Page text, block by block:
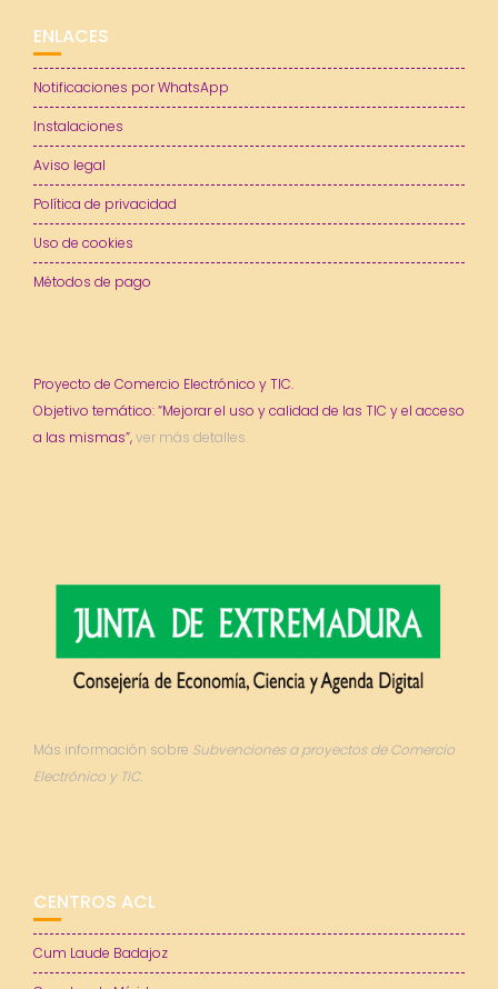
ENLACES
Notificaciones por WhatsApp
Instalaciones
Aviso legal
Política de privacidad
Uso de cookies
Métodos de pago
Proyecto de Comercio Electrónico y TIC.
Objetivo temático: “Mejorar el uso y calidad de las TIC y el acceso
a las mismas”,ver más detalles.
Más información sobre Subvenciones a proyectos de Comercio
Electrónico y TIC.
CENTROS ACL
Cum Laude Badajoz